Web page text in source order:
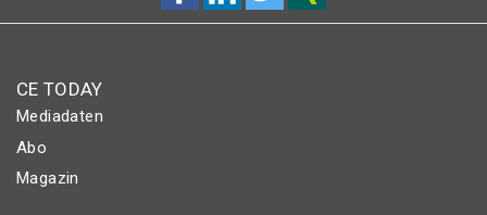
CE TODAY
Mediadaten
Abo
Magazin